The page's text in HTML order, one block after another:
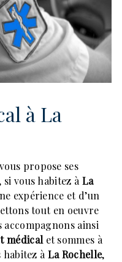
à La
propose ses
si vous habitez àLa
expérience et d’un
tout en oeuvre
accompagnons ainsi
médicalet sommes à
habitez àLa Rochelle,